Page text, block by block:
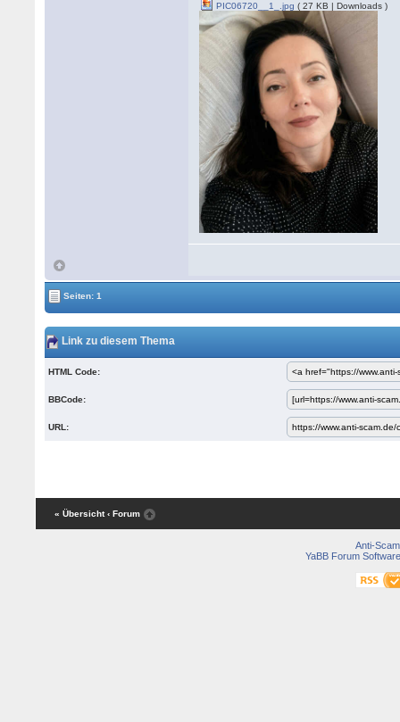
PIC06720__1_.jpg ( 27 KB | Downloads )
Seiten: 1
Link zu diesem Thema
HTML Code:
BBCode:
URL:
« Übersicht ‹ Forum
Anti-Scam
YaBB Forum Software